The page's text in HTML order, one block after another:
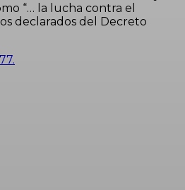
“… la lucha contra el
declarados del Decreto